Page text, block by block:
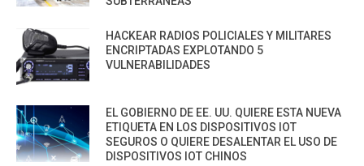
HACKEAR RADIOS POLICIALES Y MILITARES
ENCRIPTADAS EXPLOTANDO 5
VULNERABILIDADES
EL GOBIERNO DE EE. UU. QUIERE ESTA NUEVA
ETIQUETA EN LOS DISPOSITIVOS IOT
SEGUROS O QUIERE DESALENTAR EL USO DE
DISPOSITIVOS IOT CHINOS